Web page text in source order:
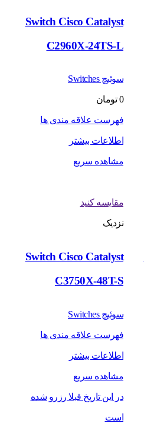
Switch Cisco Catalyst
C2960X-24TS-L
سوئیچ Switches
0 تومان
فهرست علاقه مندی ها
اطلاعات بیشتر
مشاهده سریع
مقایسه کنید
نزدیک
Switch Cisco Catalyst
C3750X-48T-S
سوئیچ Switches
فهرست علاقه مندی ها
اطلاعات بیشتر
مشاهده سریع
در این تاریخ قبلا رزرو شده
است